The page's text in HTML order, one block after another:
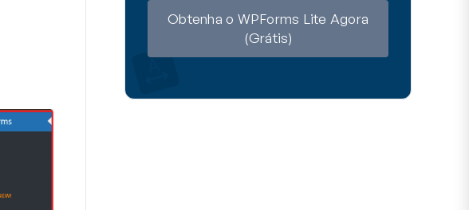
Obtenha o WPForms Lite Agora
(Grátis)